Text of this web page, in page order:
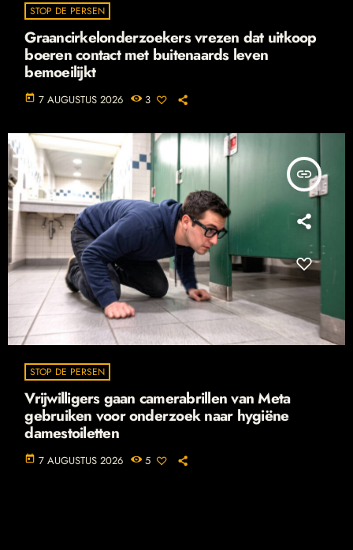
STOP DE PERSEN
Graancirkelonderzoekers vrezen dat uitkoop
boeren contact met buitenaards leven
bemoeilijkt
today 7 AUGUSTUS 2026 3
insert_link
STOP DE PERSEN
Vrijwilligers gaan camerabrillen van Meta
gebruiken voor onderzoek naar hygiëne
damestoiletten
today 7 AUGUSTUS 2026 5